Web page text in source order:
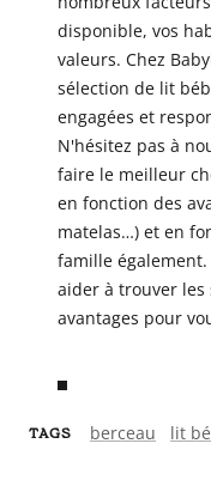
disponible, vos
valeurs. Chez
sélection de lit
engagées et
N'hésitez pas à
faire le meilleur
en fonction des
matelas…) et en
famille
aider à trouver
avantages pour
TAGS berceau lit